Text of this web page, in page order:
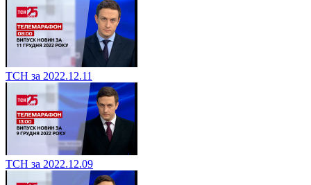
ТСН за 2022.12.11
ТСН за 2022.12.09